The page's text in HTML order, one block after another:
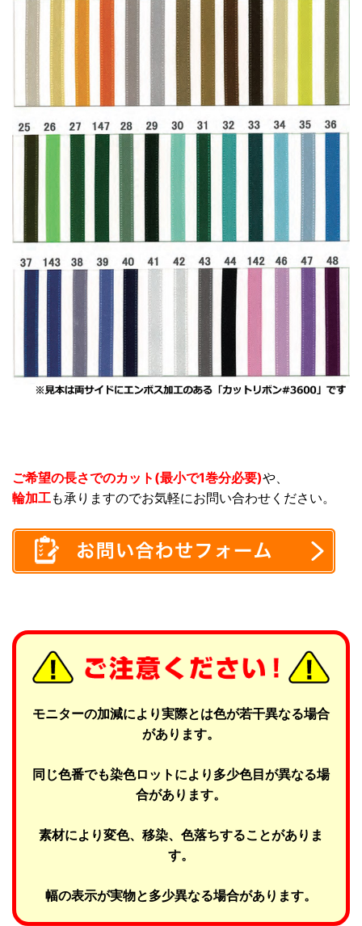
ご希望の長さでのカット(最小で1巻分必要)や、
輪加工も承りますのでお気軽にお問い合わせください。
モニターの加減により実際とは色が若干異なる場合
があります。
同じ色番でも染色ロットにより多少色目が異なる場
合があります。
素材により変色、移染、色落ちすることがありま
す。
幅の表示が実物と多少異なる場合があります。